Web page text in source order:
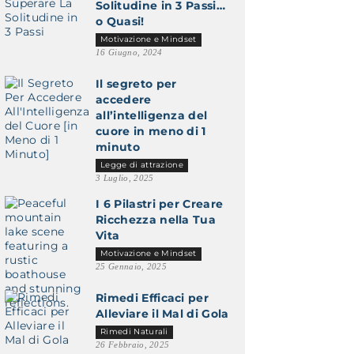
Solitudine in 3 Passi…
o Quasi!
Motivazione e Mindset
16 Giugno, 2024
Il segreto per
accedere
all’intelligenza del
cuore in meno di 1
minuto
Legge di attrazione
3 Luglio, 2025
I 6 Pilastri per Creare
Ricchezza nella Tua
Vita
Motivazione e Mindset
25 Gennaio, 2025
Rimedi Efficaci per
Alleviare il Mal di Gola
Rimedi Naturali
26 Febbraio, 2025